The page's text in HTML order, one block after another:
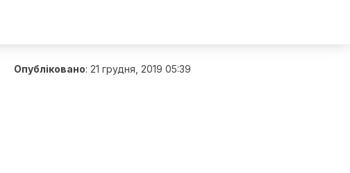
Опубліковано: 21 грудня, 2019 05:39